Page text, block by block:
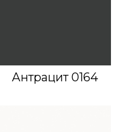
Антрацит 0164